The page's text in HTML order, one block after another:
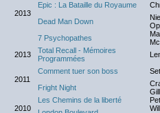
2013
Epic : La Bataille du Royaume
Dead Man Down
7 Psychopathes
2013
Total Recall - Mémoires
Programmées
2011
Comment tuer son boss
Fright Night
2010
Les Chemins de la liberté